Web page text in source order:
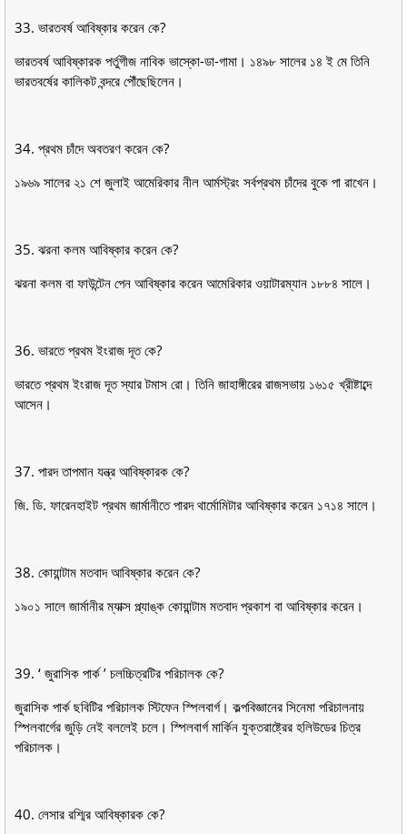
33. ভারতবর্ষ আবিষ্কার করেন কে?
ভারতবর্ষ আবিষ্কারক পর্তুগীজ নাবিক ভাস্কো-ডা-গামা। ১৪৯৮ সালের ১৪ ই মে তিনি
ভারতবর্ষের কালিকট বন্দরে পৌঁছেছিলেন।
34. প্রথম চাঁদে অবতরণ করেন কে?
১৯৬৯ সালের ২১ শে জুলাই আমেরিকার নীল আর্মস্ট্রং সর্বপ্রথম চাঁদের বুকে পা রাখেন।
35. ঝরনা কলম আবিষ্কার করেন কে?
ঝরনা কলম বা ফাউন্টেন পেন আবিষ্কার করেন আমেরিকার ওয়াটারম্যান ১৮৮৪ সালে।
36. ভারতে প্রথম ইংরাজ দূত কে?
ভারতে প্রথম ইংরাজ দূত স্যার টমাস রাে। তিনি জাহাঙ্গীরের রাজসভায় ১৬১৫ খ্রীষ্টাব্দে
আসেন।
37. পারদ তাপমান যন্ত্র আবিষ্কারক কে?
জি. ডি. ফারেনহাইট প্রথম জার্মানীতে পারদ থার্মোমিটার আবিষ্কার করেন ১৭১৪ সালে।
38. কোয়ান্টাম মতবাদ আবিষ্কার করেন কে?
১৯০১ সালে জার্মানীর ম্যাক্স প্ল্যাঙ্ক কোয়ান্টাম মতবাদ প্রকাশ বা আবিষ্কার করেন।
39. ‘ জুরাসিক পার্ক ’ চলচ্চিত্রটির পরিচালক কে?
জুরাসিক পার্ক ছবিটির পরিচালক স্টিফেন স্পিলবার্গ। কল্পবিজ্ঞানের সিনেমা পরিচালনায়
স্পিলবার্গের জুড়ি নেই বললেই চলে। স্পিলবার্গ মার্কিন যুক্তরাষ্ট্রের হলিউডের চিত্র
পরিচালক।
40. লেসার রশ্মির আবিষ্কারক কে?